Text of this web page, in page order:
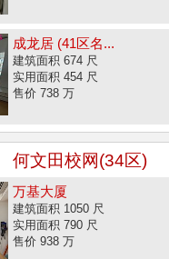
成龙居 (41区名...
建筑面积 674 尺
实用面积 454 尺
售价 738 万
何文田校网(34区)
万基大厦
建筑面积 1050 尺
实用面积 790 尺
售价 938 万